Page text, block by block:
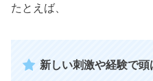
たとえば、
新しい刺激や経験で頭